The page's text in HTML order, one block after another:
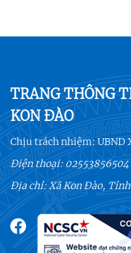
TRANG THÔNG
KON ĐÀO
Chịu trách nhiệm:UBND
Điện thoại:02553856504
Địa chỉ: Xã Kon Đào, Tỉnh